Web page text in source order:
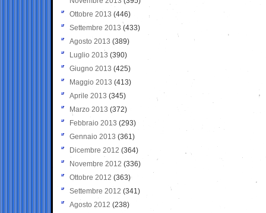
Ottobre 2013 (446)
Settembre 2013 (433)
Agosto 2013 (389)
Luglio 2013 (390)
Giugno 2013 (425)
Maggio 2013 (413)
Aprile 2013 (345)
Marzo 2013 (372)
Febbraio 2013 (293)
Gennaio 2013 (361)
Dicembre 2012 (364)
Novembre 2012 (336)
Ottobre 2012 (363)
Settembre 2012 (341)
Agosto 2012 (238)